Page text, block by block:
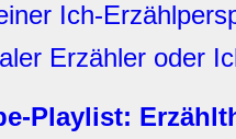
Ich-
Erzähler oder
Playlist: